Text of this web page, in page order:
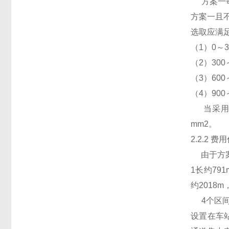
方案一且
选取应满
（1）0
（2）
（3）
（4）
当采用
mm2。
2.2.2 费用
由于方
1长约
约2018m
4个区间
设置在车